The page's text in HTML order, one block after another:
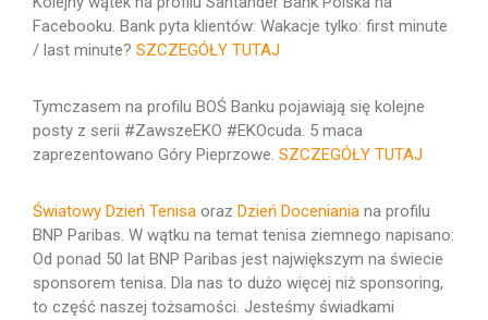
Facebooku. Bank pyta klientów: Wakacje tylko: first minute
/ last minute? SZCZEGÓŁY TUTAJ
Tymczasem na profilu BOŚ Banku pojawiają się kolejne
posty z serii #ZawszeEKO #EKOcuda. 5 maca
zaprezentowano Góry Pieprzowe. SZCZEGÓŁY TUTAJ
Światowy Dzień Tenisa oraz Dzień Doceniania na profilu
BNP Paribas. W wątku na temat tenisa ziemnego napisano:
Od ponad 50 lat BNP Paribas jest największym na świecie
sponsorem tenisa. Dla nas to dużo więcej niż sponsoring,
to część naszej tożsamości. Jesteśmy świadkami